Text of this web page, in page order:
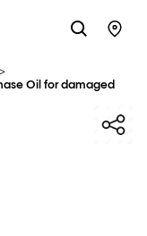
>
Oil for damaged